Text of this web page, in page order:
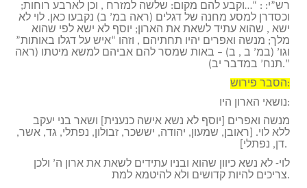
רש”י: : “…וקבע להם מקום: שלשה למזרח , וכן לארבע רוחות;
וכסדרן למסע מחנה של דגלים (ראה במ’ ב) נקבעו כאן. לוי לא
ישא , שהוא עתיד לשאת את הארון; יוסף לא ישא לפי שהוא
מלך; מנשה ואפרים יהיו תחתיהם , וזהו “איש על דגלו באותות”
וגו’ (במ’ ב , ב) – באות שמסר להם אביהם למשא מיטתו (ראה
תנח’ במדבר יב).”
הסבר פירוש:
נושאי הארון היו:
מנשה ואפרים [יוסף לא נשא אישה כנענית] ושאר בני יעקב
ללא לוי. [ראובן, שמעון, יהודה, יששכר, זבולון, נפתלי, גד, אשר,
דן, נפתלי].
לוי- לא נשא כיוון שהוא ובניו עתידים לשאת את ארון ה’ ולכן
צריכים להיות קדושים ולא להיטמא למת.